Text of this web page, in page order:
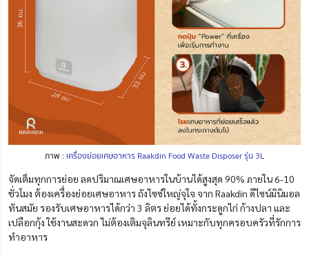
ภาพ : เครื่องย่อยเศษอาหาร Raakdin Food Waste Disposer รุ่น 3L
จัดเต็มทุกการย่อย ลดปริมาณเศษอาหารในบ้านได้สูงสุด 90% ภายใน 6-10
ชั่วโมง ต้องเครื่องย่อยเศษอาหาร ถังไซซ์ใหญ่จุใจ จาก Raakdin ดีไซน์มินิมอล
ทันสมัย รองรับเศษอาหารได้กว่า 3 ลิตร ย่อยได้ทั้งกระดูกไก่ ก้างปลา และ
เปลือกกุ้ง ใช้งานสะดวก ไม่ต้องเติมจุลินทรีย์ เหมาะกับทุกครอบครัวที่รักการ
ทำอาหาร